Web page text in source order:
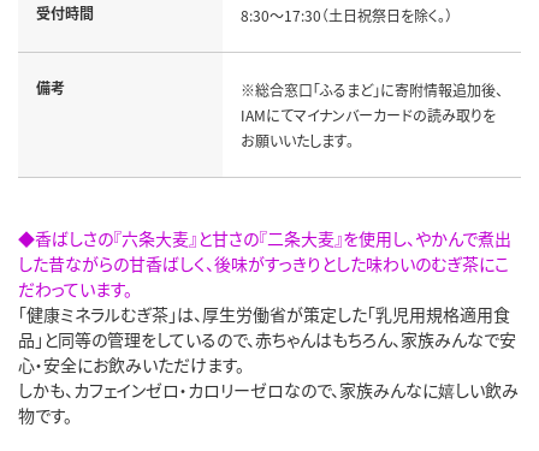
受付時間 8:30～17:30（土日祝祭日を除く。）
備考
※総合窓口「ふるまど」に寄附情報追加後、
IAMにてマイナンバーカードの読み取りを
お願いいたします。
◆香ばしさの『六条大麦』と甘さの『二条大麦』を使用し、やかんで煮出
した昔ながらの甘香ばしく、後味がすっきりとした味わいのむぎ茶にこ
だわっています。
「健康ミネラルむぎ茶」は、厚生労働省が策定した「乳児用規格適用食
品」と同等の管理をしているので、赤ちゃんはもちろん、家族みんなで安
心・安全にお飲みいただけます。
しかも、カフェインゼロ・カロリーゼロなので、家族みんなに嬉しい飲み
物です。